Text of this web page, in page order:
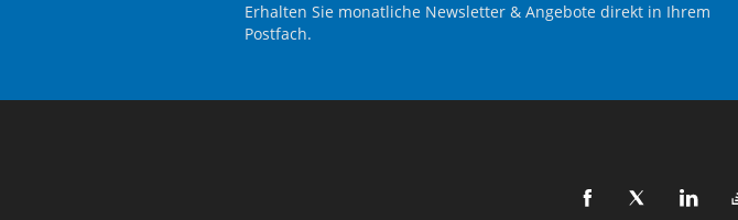
Erhalten Sie monatliche Newsletter & Angebote direkt in Ihrem
Postfach.